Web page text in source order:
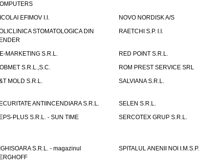
EFIMOV I.I.
NOVO NORDISK A/S
STOMATOLOGICA DIN
RAETCHI S.P. I.I.
MARKETING S.R.L.
RED POINT S.R.L.
S.R.L.,S.C.
ROM PREST SERVICE SRL
MOLD S.R.L.
SALVIANA S.R.L.
ANTIINCENDIARA S.R.L.
SELEN S.R.L.
PLUS S.R.L. - SUN TIME
SERCOTEX GRUP S.R.L.
S.R.L. - magazinul
SPITALUL ANENII NOI I.M.S.P.